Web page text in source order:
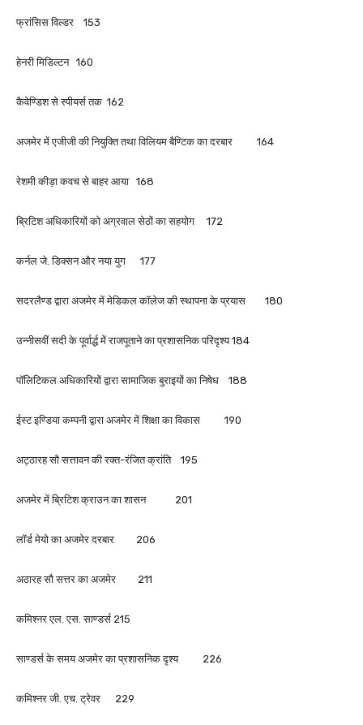
फ्रांसिस विल्डर 153
हेनरी मिडिल्टन 160
कैवेण्डिश से स्पीयर्स तक 162
अजमेर में एजीजी की नियुक्ति तथा विलियम बैण्टिक का दरबार 164
रेशमी कीड़ा कवच से बाहर आया 168
ब्रिटिश अधिकारियों को अग्रवाल सेठों का सहयोग 172
कर्नल जे. डिक्सन और नया युग 177
सदरलैण्ड द्वारा अजमेर में मेडिकल कॉलेज की स्थापना के प्रयास 180
उन्नीसवीं सदी के पूर्वार्द्ध में राजपूताने का प्रशासनिक परिदृश्य 184
पॉलिटिकल अधिकारियों द्वारा सामाजिक बुराइयों का निषेध 188
ईस्ट इण्डिया कम्पनी द्वारा अजमेर में शिक्षा का विकास 190
अट्ठारह सौ सत्तावन की रक्त-रंजित क्रांति 195
अजमेर में ब्रिटिश क्राउन का शासन 201
लॉर्ड मेयो का अजमेर दरबार 206
अठारह सौ सत्तर का अजमेर 211
कमिश्नर एल. एस. साण्डर्स 215
साण्डर्स के समय अजमेर का प्रशासनिक दृश्य 226
कमिश्नर जी. एच. ट्रेवर 229